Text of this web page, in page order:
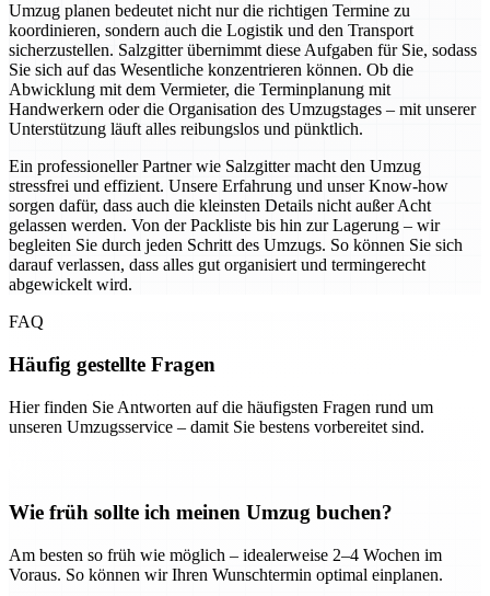
Umzug planen bedeutet nicht nur die richtigen Termine zu
koordinieren, sondern auch die Logistik und den Transport
sicherzustellen. Salzgitter übernimmt diese Aufgaben für Sie, sodass
Sie sich auf das Wesentliche konzentrieren können. Ob die
Abwicklung mit dem Vermieter, die Terminplanung mit
Handwerkern oder die Organisation des Umzugstages – mit unserer
Unterstützung läuft alles reibungslos und pünktlich.
Ein professioneller Partner wie Salzgitter macht den Umzug
stressfrei und effizient. Unsere Erfahrung und unser Know-how
sorgen dafür, dass auch die kleinsten Details nicht außer Acht
gelassen werden. Von der Packliste bis hin zur Lagerung – wir
begleiten Sie durch jeden Schritt des Umzugs. So können Sie sich
darauf verlassen, dass alles gut organisiert und termingerecht
abgewickelt wird.
FAQ
Häufig gestellte Fragen
Hier finden Sie Antworten auf die häufigsten Fragen rund um
unseren Umzugsservice – damit Sie bestens vorbereitet sind.
Wie früh sollte ich meinen Umzug buchen?
Am besten so früh wie möglich – idealerweise 2–4 Wochen im
Voraus. So können wir Ihren Wunschtermin optimal einplanen.